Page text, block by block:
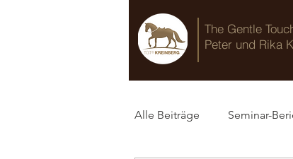
The Gentle
Peter und Rika
Alle Beiträge Seminar-